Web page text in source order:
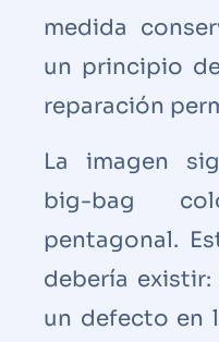
medida
un principio
reparación
La imagen
big-bag
pentagonal.
debería
un defecto en